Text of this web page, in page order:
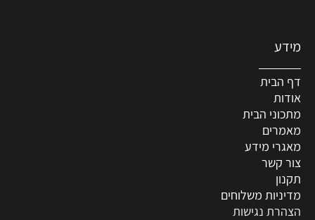
מידע
דף הבית
אודות
מתכוני הבית
מאמרים
מאגרי מידע
צור קשר
תקנון
מדיניות משלוחים
הצהרת נגישות